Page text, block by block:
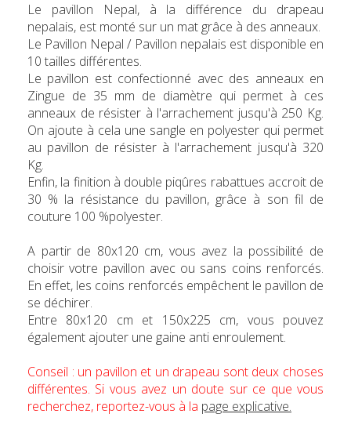
Le pavillon Nepal, à la différence du drapeau
nepalais, est monté sur un mat grâce à des anneaux.
Le Pavillon Nepal / Pavillon nepalais est disponible en
10 tailles différentes.
Le pavillon est confectionné avec des anneaux en
Zingue de 35 mm de diamètre qui permet à ces
anneaux de résister à l'arrachement jusqu'à 250 Kg.
On ajoute à cela une sangle en polyester qui permet
au pavillon de résister à l'arrachement jusqu'à 320
Kg.
Enfin, la finition à double piqûres rabattues accroit de
30 % la résistance du pavillon, grâce à son fil de
couture 100 %polyester.
A partir de 80x120 cm, vous avez la possibilité de
choisir votre pavillon avec ou sans coins renforcés.
En effet, les coins renforcés empêchent le pavillon de
se déchirer.
Entre 80x120 cm et 150x225 cm, vous pouvez
également ajouter une gaine anti enroulement.
Conseil : un pavillon et un drapeau sont deux choses
différentes. Si vous avez un doute sur ce que vous
recherchez, reportez-vous à la page explicative.